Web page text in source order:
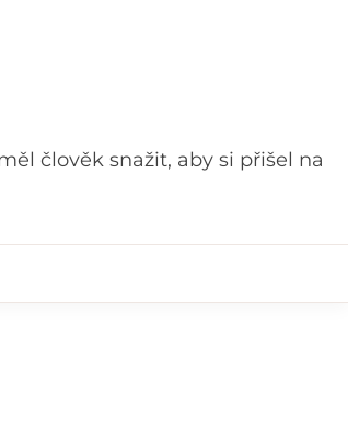
člověk snažit, aby si přišel na